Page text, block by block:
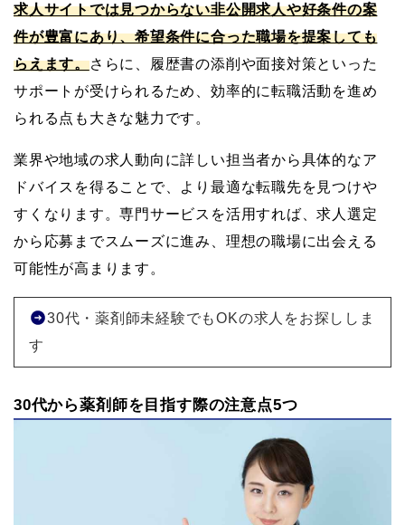
求人サイトでは見つからない非公開求人や好条件の案
件が豊富にあり、希望条件に合った職場を提案しても
らえます。さらに、履歴書の添削や面接対策といった
サポートが受けられるため、効率的に転職活動を進め
られる点も大きな魅力です。
業界や地域の求人動向に詳しい担当者から具体的なア
ドバイスを得ることで、より最適な転職先を見つけや
すくなります。専門サービスを活用すれば、求人選定
から応募までスムーズに進み、理想の職場に出会える
可能性が高まります。
30代・薬剤師未経験でもOKの求人をお探ししま
す
30代から薬剤師を目指す際の注意点5つ